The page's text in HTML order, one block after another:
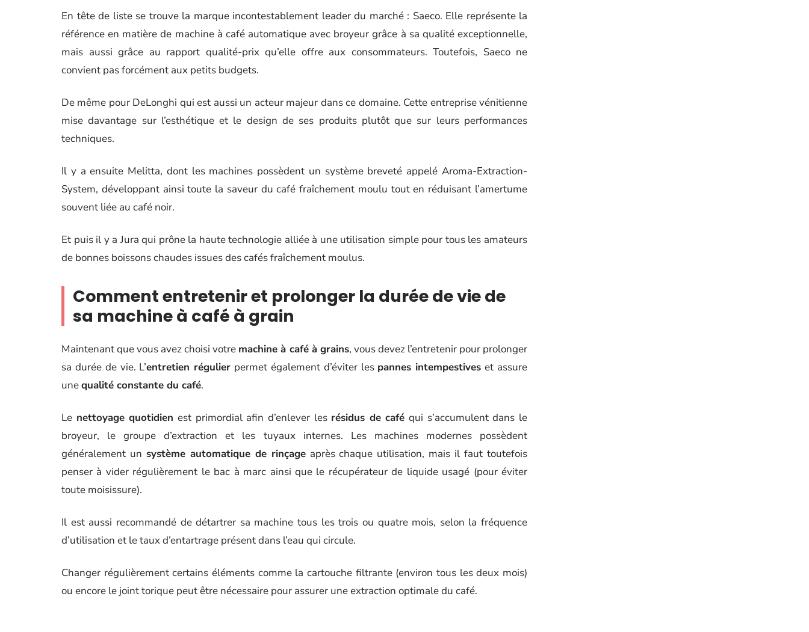
En tête de liste se trouve la marque incontestablement leader du marché : Saeco. Elle représente la
référence en matière de machine à café automatique avec broyeur grâce à sa qualité exceptionnelle,
mais aussi grâce au rapport qualité-prix qu’elle offre aux consommateurs. Toutefois, Saeco ne
convient pas forcément aux petits budgets.
De même pour DeLonghi qui est aussi un acteur majeur dans ce domaine. Cette entreprise vénitienne
mise davantage sur l’esthétique et le design de ses produits plutôt que sur leurs performances
techniques.
Il y a ensuite Melitta, dont les machines possèdent un système breveté appelé Aroma-Extraction-
System, développant ainsi toute la saveur du café fraîchement moulu tout en réduisant l’amertume
souvent liée au café noir.
Et puis il y a Jura qui prône la haute technologie alliée à une utilisation simple pour tous les amateurs
de bonnes boissons chaudes issues des cafés fraîchement moulus.
Comment entretenir et prolonger la durée de vie de
sa machine à café à grain
Maintenant que vous avez choisi votre machine à café à grains, vous devez l’entretenir pour prolonger
sa durée de vie. L’entretien régulier permet également d’éviter les pannes intempestives et assure
unequalité constante du café.
Le nettoyage quotidien est primordial afin d’enlever les résidus de café qui s’accumulent dans le
broyeur, le groupe d’extraction et les tuyaux internes. Les machines modernes possèdent
généralement un système automatique de rinçageaprès chaque utilisation, mais il faut toutefois
penser à vider régulièrement le bac à marc ainsi que le récupérateur de liquide usagé (pour éviter
toute moisissure).
Il est aussi recommandé de détartrer sa machine tous les trois ou quatre mois, selon la fréquence
d’utilisation et le taux d’entartrage présent dans l’eau qui circule.
Changer régulièrement certains éléments comme la cartouche filtrante (environ tous les deux mois)
ou encore le joint torique peut être nécessaire pour assurer une extraction optimale du café.